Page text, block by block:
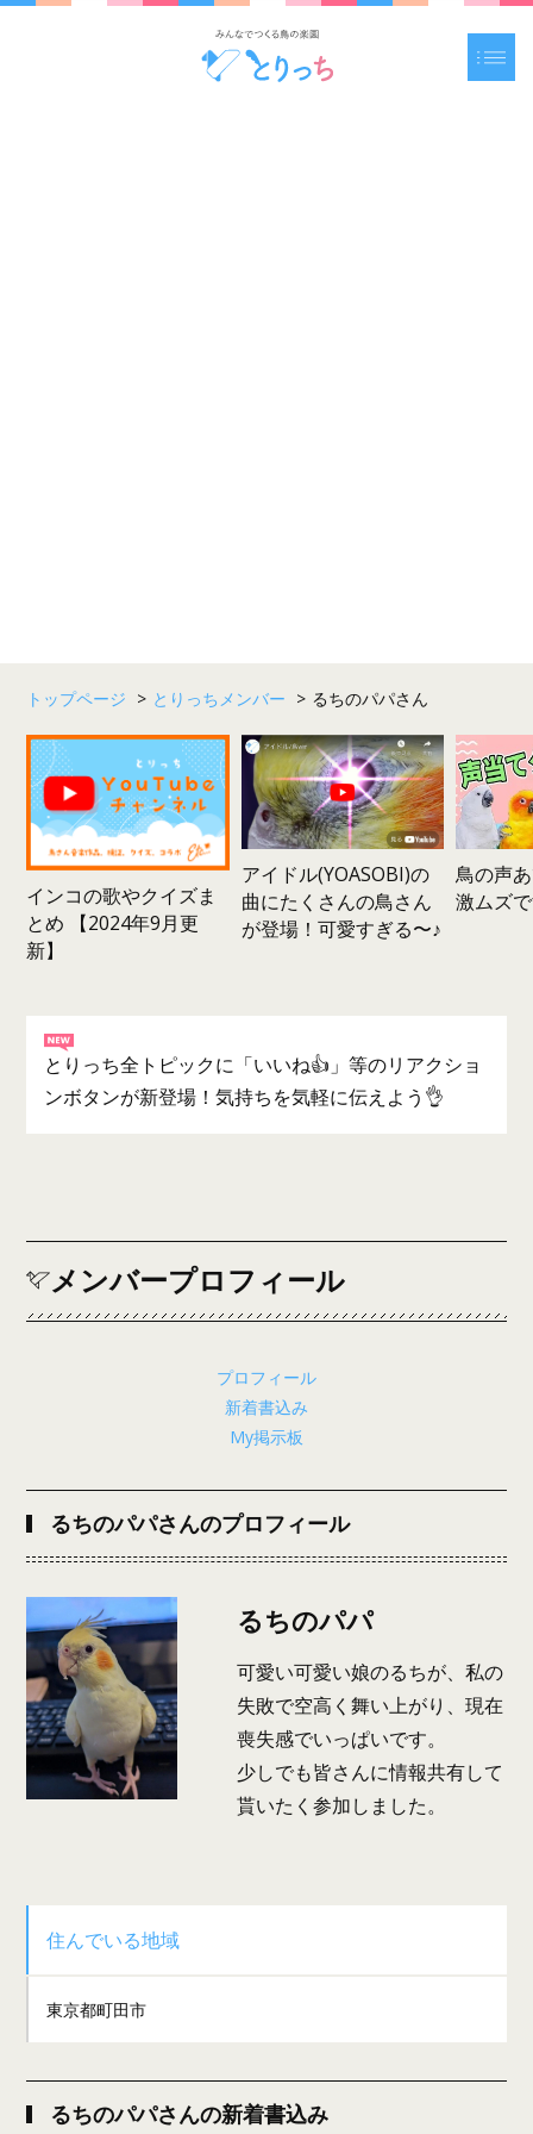
トップページ > とりっちメンバー > るちのパパさん
インコの歌やクイズま
とめ 【2024年9月更
新】
アイドル(YOASOBI)の
曲にたくさんの鳥さん
が登場！可愛すぎる〜♪
鳥の声
激ムズ
とりっち全トピックに「いいね👍」等のリアクショ
ンボタンが新登場！気持ちを気軽に伝えよう👌
メンバープロフィール
プロフィール
新着書込み
My掲示板
るちのパパさんのプロフィール
るちのパパ
可愛い可愛い娘のるちが、私の
失敗で空高く舞い上がり、現在
喪失感でいっぱいです。
少しでも皆さんに情報共有して
貰いたく参加しました。
住んでいる地域
東京都町田市
るちのパパさんの新着書込み